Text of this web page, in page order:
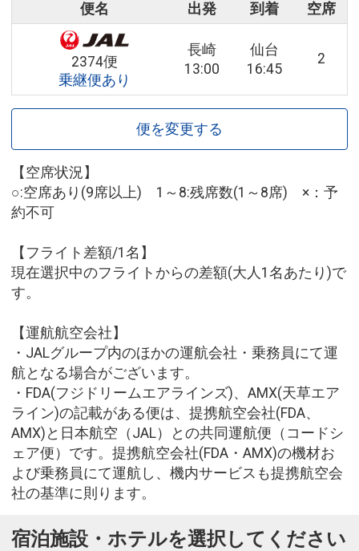
便名 出発 到着 空席
2374便
乗継便あり
長崎
13:00
仙台
16:45
2
便を変更する
【空席状況】
○:空席あり(9席以上) 1～8:残席数(1～8席) ×：予
約不可
【フライト差額/1名】
現在選択中のフライトからの差額(大人1名あたり)で
す。
【運航航空会社】
・JALグループ内のほかの運航会社・乗務員にて運
航となる場合がございます。
・FDA(フジドリームエアラインズ)、AMX(天草エア
ライン)の記載がある便は、提携航空会社(FDA、
AMX)と日本航空（JAL）との共同運航便（コードシ
ェア便）です。提携航空会社(FDA・AMX)の機材お
よび乗務員にて運航し、機内サービスも提携航空会
社の基準に則ります。
宿泊施設・ホテルを選択してください